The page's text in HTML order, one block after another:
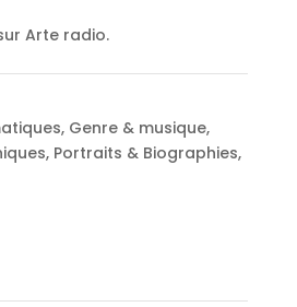
Arte radio.
, Genre & musique,
, Portraits & Biographies,